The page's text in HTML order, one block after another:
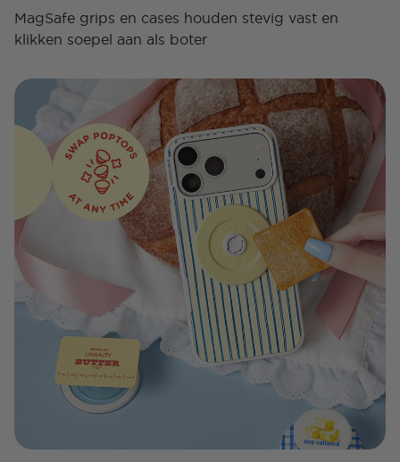
MagSafe grips en cases houden stevig vast en
klikken soepel aan als boter